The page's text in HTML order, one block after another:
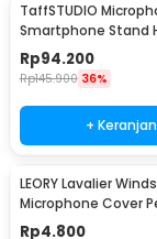
TaffSTUDIO
Smartphone Stand
Degree - MS-70B
Rp94.200
Rp145.900 36%
+
LEORY Lavalier
Microphone Cover
Busa Mikrofon - LE1
Rp4.800